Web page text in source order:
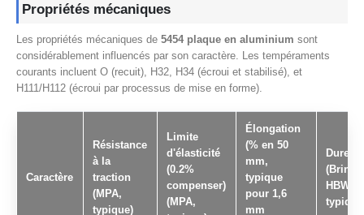
Propriétés mécaniques
Les propriétés mécaniques de 5454 plaque en aluminium sont
considérablement influencés par son caractère. Les tempéraments
courants incluent O (recuit), H32, H34 (écroui et stabilisé), et
H111/H112 (écroui par processus de mise en forme).
Caractère
Résistance
à la
traction
(MPA,
typique)
Limite
d'élasticité
(0.2%
compenser)
(MPA,
Élongation
(% en 50
mm,
typique
pour 1,6
mm
Dureté
HBW,